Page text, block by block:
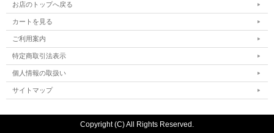
お店のトップへ戻る
カートを見る
ご利用案内
特定商取引法表示
個人情報の取扱い
サイトマップ
Copyright (C) All Rights Reserved.